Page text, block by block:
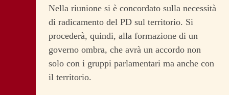
Nella riunione si è concordato sulla necessità
di radicamento del PD sul territorio. Si
procederà, quindi, alla formazione di un
governo ombra, che avrà un accordo non
solo con i gruppi parlamentari ma anche con
il territorio.